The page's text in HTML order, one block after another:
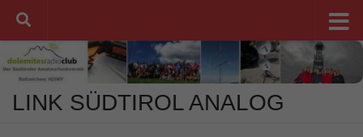
Unter dem Inhalt
LINK SÜDTIROL ANALOG